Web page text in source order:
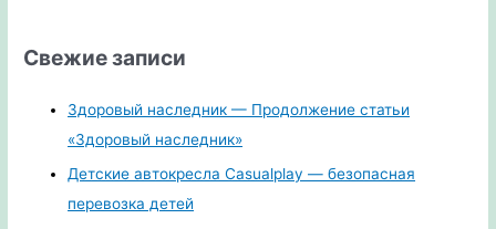
Свежие записи
Здоровый наследник — Продолжение статьи
«Здоровый наследник»
Детские автокресла Casualplay — безопасная
перевозка детей